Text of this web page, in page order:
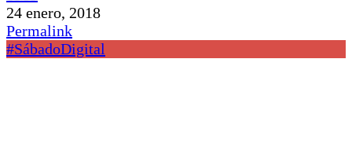
24 enero, 2018
Permalink
#SábadoDigital